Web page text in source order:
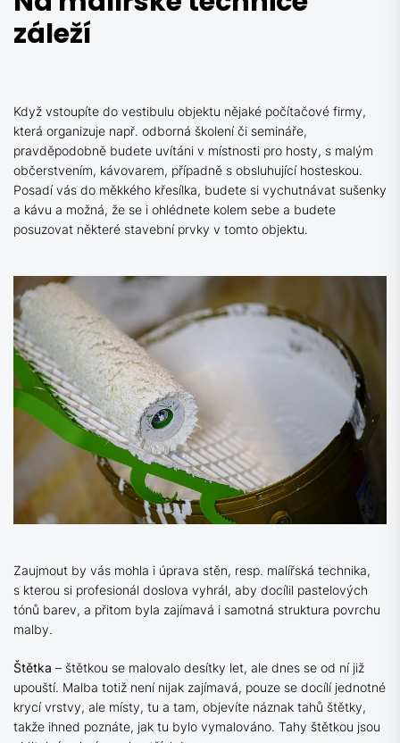
záleží
Když vstoupíte do vestibulu objektu nějaké počítačové firmy,
která organizuje např. odborná školení či semináře,
pravděpodobně budete uvítáni v místnosti pro hosty, s malým
občerstvením, kávovarem, případně s obsluhující hosteskou.
Posadí vás do měkkého křesílka, budete si vychutnávat sušenky
a kávu a možná, že se i ohlédnete kolem sebe a budete
posuzovat některé stavební prvky v tomto objektu.
Zaujmout by vás mohla i úprava stěn, resp. malířská technika,
s kterou si profesionál doslova vyhrál, aby docílil pastelových
tónů barev, a přitom byla zajímavá i samotná struktura povrchu
malby.
Štětka – štětkou se malovalo desítky let, ale dnes se od ní již
upouští. Malba totiž není nijak zajímavá, pouze se docílí jednotné
krycí vrstvy, ale místy, tu a tam, objevíte náznak tahů štětky,
takže ihned poznáte, jak tu bylo vymalováno. Tahy štětkou jsou